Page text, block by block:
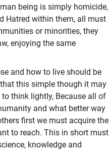
being is simply homicide,
Hatred within them, all must
or minorities, they
enjoying the same
and how to live should be
this simple though it may
think lightly, Because all of
and what better way
first we must acquire the
to reach. This in short must
knowledge and